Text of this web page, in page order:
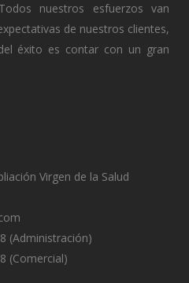
nuestros esfuerzos van
de nuestros clientes,
éxito es contar con un gran
Virgen de la Salud
(Administración)
(Comercial)